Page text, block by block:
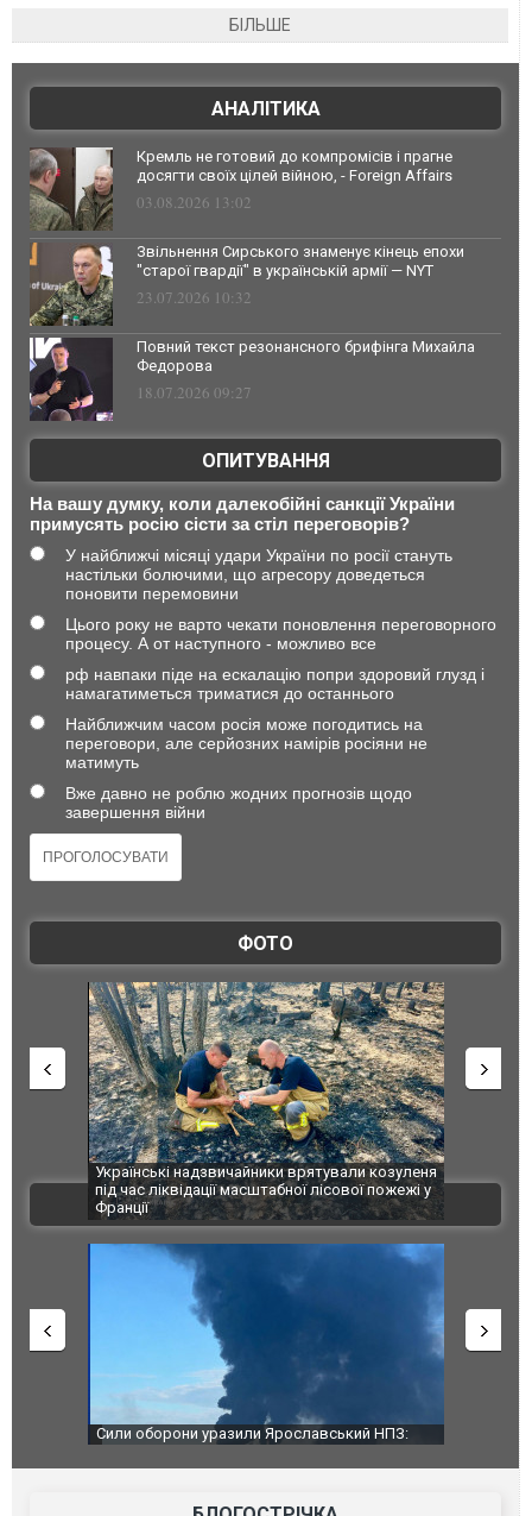
БІЛЬШЕ
АНАЛІТИКА
Кремль не готовий до компромісів і прагне
досягти своїх цілей війною, - Foreign Affairs
03.08.2026 13:02
Звільнення Сирського знаменує кінець епохи
"старої гвардії" в українській армії — NYT
23.07.2026 10:32
Повний текст резонансного брифінга Михайла
Федорова
18.07.2026 09:27
ОПИТУВАННЯ
На вашу думку, коли далекобійні санкції України
примусять росію сісти за стіл переговорів?
У найближчі місяці удари України по росії стануть
настільки болючими, що агресору доведеться
поновити перемовини
Цього року не варто чекати поновлення переговорного
процесу. А от наступного - можливо все
рф навпаки піде на ескалацію попри здоровий глузд і
намагатиметься триматися до останнього
Найближчим часом росія може погодитись на
переговори, але серйозних намірів росіяни не
матимуть
Вже давно не роблю жодних прогнозів щодо
завершення війни
ФОТО
Українські надзвичайники врятували козуленя
під час ліквідації масштабної лісової пожежі у
Франції
СБУ за
Болгарії
ВІДЕО
Сили оборони уразили Ярославський НПЗ:
атаку. ВІДЕО
Неймар